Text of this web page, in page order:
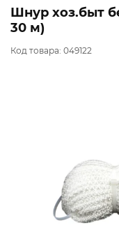
Шнур хоз.быт
30 м)
Код товара: 049122